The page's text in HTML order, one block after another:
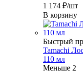
1 174 ₽/шт
В корзину
Быстрый
Tamachi
110 мл
Меньше 2